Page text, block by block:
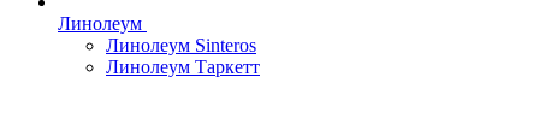
Линолеум
Линолеум Sinteros
Линолеум Таркетт